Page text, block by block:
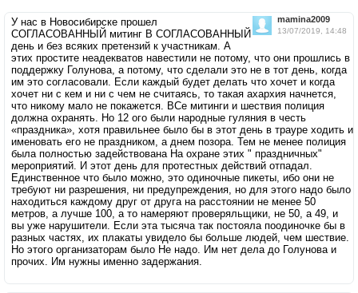
mamina2009
13/07/2019, 14:48
У нас в Новосибирске прошел
СОГЛАСОВАННЫЙ митинг В СОГЛАСОВАННЫЙ
день и без всяких претензий к участникам. А
этих простите неадекватов навестили не потому, что они прошлись в
поддержку Голунова, а потому, что сделали это не в тот день, когда
им это согласовали. Если каждый будет делать что хочет и когда
хочет ни с кем и ни с чем не считаясь, то такая ахархия начнется,
что никому мало не покажется. ВСе митинги и шествия полиция
должна охранять. Но 12 ого были народные гуляния в честь
«праздника», хотя правильнее было бы в этот день в трауре ходить и
именовать его не праздником, а днем позора. Тем не менее полиция
была полностью задействована На охране этих " праздничных"
мероприятий. И этот день для протестных действий отпадал.
Единственное что было можно, это одиночные пикеты, ибо они не
требуют ни разрешения, ни предупреждения, но для этого надо было
находиться каждому друг от друга на расстоянии не менее 50
метров, а лучше 100, а то намеряют проверяльщики, не 50, а 49, и
вы уже нарушители. Если эта тысяча так постояла поодиночке бы в
разных частях, их плакаты увидело бы больше людей, чем шествие.
Но этого организаторам было Не надо. Им нет дела до Голунова и
прочих. Им нужны именно задержания.